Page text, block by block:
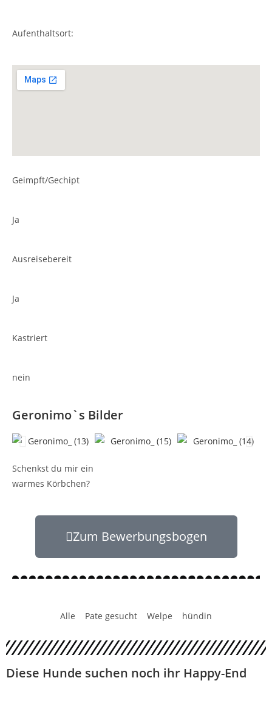
Aufenthaltsort:
Geimpft/Gechipt
Ja
Ausreisebereit
Ja
Kastriert
nein
Geronimo`s Bilder
Schenkst du mir ein
warmes Körbchen?
Zum Bewerbungsbogen
Diese Hunde suchen noch ihr Happy-End
Alle Pate gesucht Welpe hündin